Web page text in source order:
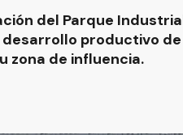
del Parque
productivo
zona de influencia.